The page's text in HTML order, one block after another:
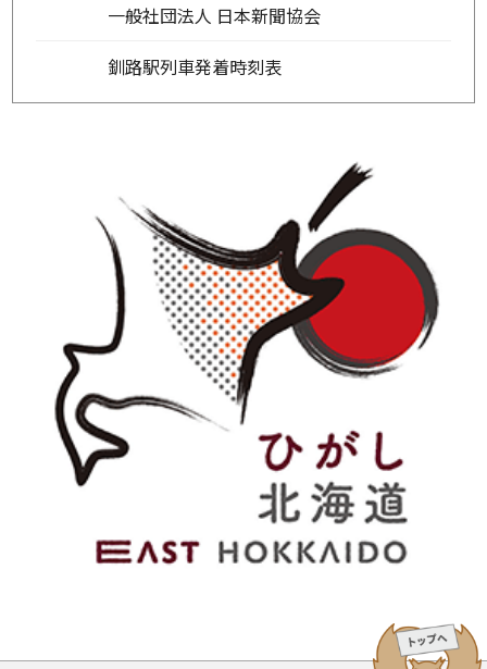
一般社団法人 日本新聞協会
釧路駅列車発着時刻表